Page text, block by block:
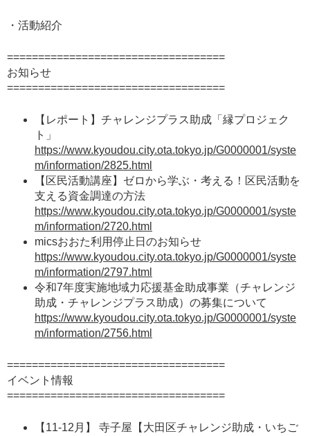
・活動紹介
===================================
お知らせ
===================================
【レポート】チャレンジプラス助成「縁プロジェク
ト」
https://www.kyoudou.city.ota.tokyo.jp/G0000001/syste
m/information/2825.html
【区民活動講座】ゼロから学ぶ・考える！区民活動を
支える資金調達の方法
https://www.kyoudou.city.ota.tokyo.jp/G0000001/syste
m/information/2720.html
micsおおた利用停止日のお知らせ
https://www.kyoudou.city.ota.tokyo.jp/G0000001/syste
m/information/2797.html
令和7年度実施地域力応援基金助成事業（チャレンジ
助成・チャレンジプラス助成）の募集について
https://www.kyoudou.city.ota.tokyo.jp/G0000001/syste
m/information/2756.html
===================================
イベント情報
===================================
【11-12月】 寺子屋【大田区チャレンジ助成・いちご